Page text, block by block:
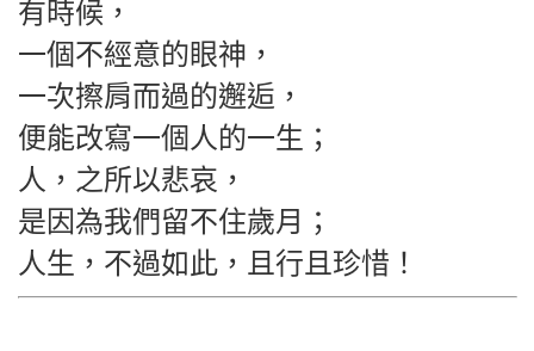
有時候，
一個不經意的眼神，
一次擦肩而過的邂逅，
便能改寫一個人的一生；
人，之所以悲哀，
是因為我們留不住歲月；
人生，不過如此，且行且珍惜！